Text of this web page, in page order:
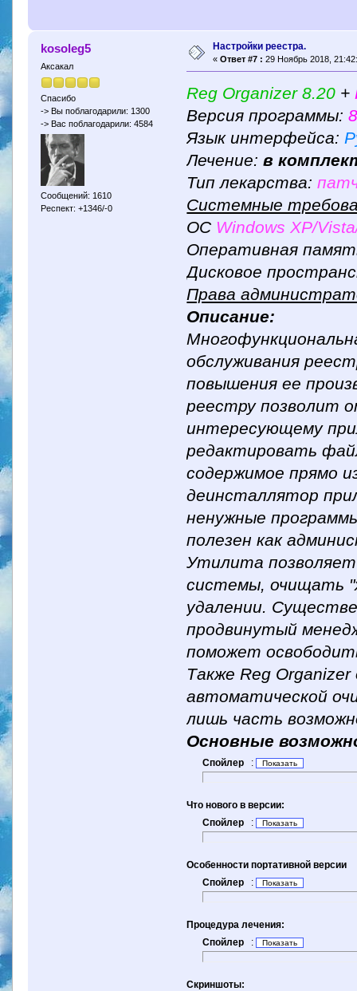
kosoleg5
Аксакал
Спасибо
-> Вы поблагодарили: 1300
-> Вас поблагодарили: 4584
Сообщений: 1610
Респект: +1346/-0
Настройки реестра.
« Ответ #7 : 29 Ноябрь 2018,
Reg Organizer 8.20 +
Версия программы:
Язык интерфейса:
Лечение:в
Тип лекарства:
Системные
ОСWindows XP/
Оперативная
Дисковое
Права
Описание:
обслуживания
повышения ее
реестру позволит
интересующему
редактировать
содержимое прямо
деинсталлятор
ненужные
полезен как
Утилита
системы, очищать
удалении.
продвинутый
поможет
Также Reg
автоматической
лишь часть
Основные
Спойлер :
Что нового в версии:
Спойлер
:
Особенности портативной версии
Спойлер
:
Процедура лечения:
Спойлер
:
Скриншоты: